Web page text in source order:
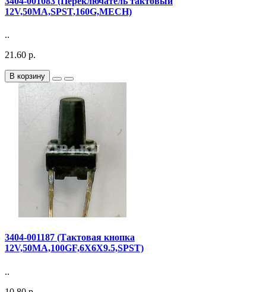
12V,50MA,SPST,160G,MECH)
..
21.60 р.
В корзину
3404-001187 (Тактовая кнопка
12V,50MA,100GF,6X6X9.5,SPST)
..